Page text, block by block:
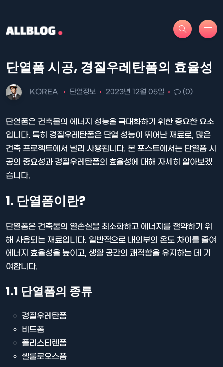
단열폼 시공, 경질우레탄폼의 효율성
KOREA 단열정보 2023년 12월 05일 (0)
단열폼은 건축물의 에너지 성능을 극대화하기 위한 중요한 요소
입니다. 특히 경질우레탄폼은 단열 성능이 뛰어난 재료로, 많은
건축 프로젝트에서 널리 사용됩니다. 본 포스트에서는 단열폼 시
공의 중요성과 경질우레탄폼의 효율성에 대해 자세히 알아보겠
습니다.
1. 단열폼이란?
단열폼은 건축물의 열손실을 최소화하고 에너지를 절약하기 위
해 사용되는 재료입니다. 일반적으로 내외부의 온도 차이를 줄여
에너지 효율성을 높이고, 생활 공간의 쾌적함을 유지하는 데 기
여합니다.
1.1 단열폼의 종류
경질우레탄폼
비드폼
폴리스티렌폼
셀룰로오스폼